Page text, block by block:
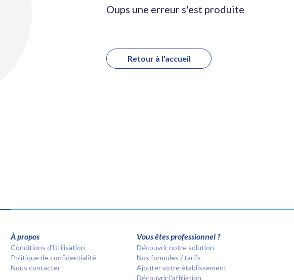
Oups une erreur s'est produite
Retour à l'accueil
À propos
Conditions d’Utilisation
Politique de confidentialité
Nous contacter
Vous êtes professionnel ?
Découvrir notre solution
Nos formules / tarifs
Ajouter votre établissement
Découvrir l'affiliation